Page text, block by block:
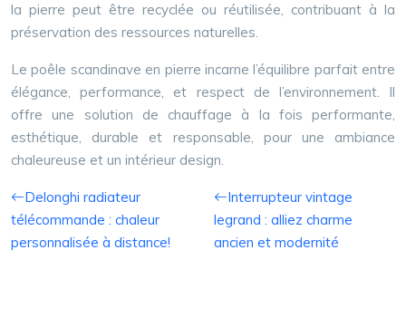
la pierre peut être recyclée ou réutilisée, contribuant à la
préservation des ressources naturelles.
Le poêle scandinave en pierre incarne l’équilibre parfait entre
élégance, performance, et respect de l’environnement. Il
offre une solution de chauffage à la fois performante,
esthétique, durable et responsable, pour une ambiance
chaleureuse et un intérieur design.
Delonghi radiateur
télécommande : chaleur
personnalisée à distance!
Interrupteur vintage
legrand : alliez charme
ancien et modernité